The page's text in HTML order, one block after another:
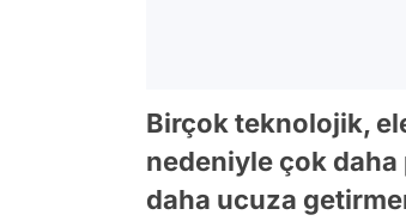
Birçok teknolojik,
nedeniyle çok daha
daha ucuza